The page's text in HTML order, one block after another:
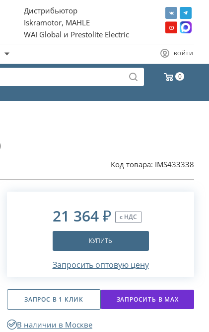
Дистрибьютор
Iskramotor, MAHLE
WAI Global и Prestolite Electric
ВОЙТИ
0
Код товара: IMS433338
21 364₽ с НДС
КУПИТЬ
Запросить оптовую цену
ЗАПРОС В 1 КЛИК ЗАПРОСИТЬ В МАХ
В наличии в Москве